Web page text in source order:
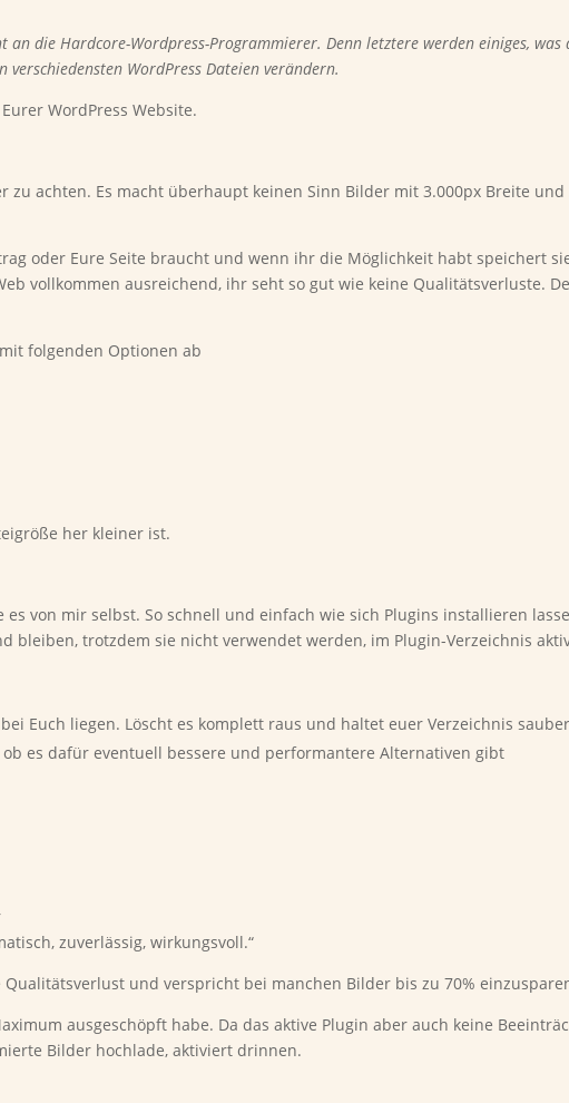
die Hardcore-Wordpress-Programmierer. Denn letztere werden einiges, was
WordPress Dateien verändern.
WordPress Website.
achten. Es macht überhaupt keinen Sinn Bilder mit 3.000px Breite
oder Eure Seite braucht und wenn ihr die Möglichkeit habt speichert
vollkommen ausreichend, ihr seht so gut wie keine Qualitätsverluste.
folgenden Optionen ab
her kleiner ist.
von mir selbst. So schnell und einfach wie sich Plugins installieren
bleiben, trotzdem sie nicht verwendet werden, im Plugin-Verzeichnis
Euch liegen. Löscht es komplett raus und haltet euer Verzeichnis sauber
es dafür eventuell bessere und performantere Alternativen gibt
zuverlässig, wirkungsvoll.“
und verspricht bei manchen Bilder bis zu 70%
ausgeschöpft habe. Da das aktive Plugin aber auch keine
Bilder hochlade, aktiviert drinnen.